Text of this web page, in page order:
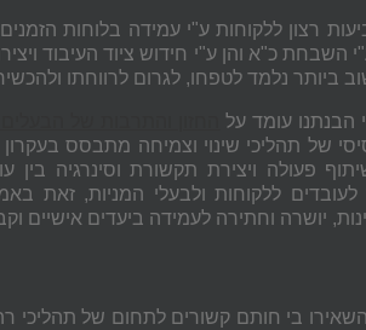
רצון ללקוחות ע"י עמידה בלוחות
השבחת כ"א והן ע"י חידוש ציוד העיבוד
ביותר נלמד לטפחו, לגרום לרווחתו
הבנתנו עומד על
של תהליכי שינוי וצמיחה מתבסס
פעולה ויצירת תקשורת וסינרגיה בין
לעובדים ללקוחות ולבעלי המניות, זאת
יושרה וחתירה לעמידה ביעדים אישיים
בי חותם קשורים לתחום של תהליכי רה